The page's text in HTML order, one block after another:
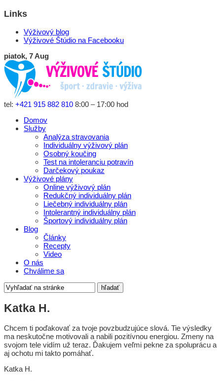
Links
Výživový blog
Výživové Štúdio na Facebooku
piatok, 7 Aug
tel: +421 915 882 810 8:00 – 17:00 hod
Domov
Služby
Analýza stravovania
Individuálny výživový plán
Osobný koučing
Test na intoleranciu potravín
Darčekový poukaz
Výživové plány
Online výživový plán
Redukčný individuálny plán
Liečebný individuálny plán
Intolerantný individuálny plán
Športový individuálny plán
Blog
Články
Recepty
Video
O nás
Chválime sa
Katka H.
Chcem ti poďakovať za tvoje povzbudzujúce slová. Tie výsledky
ma neskutočne motivovali a nabili pozitívnou energiou. Zmeny na
svojom tele vidím už teraz. Ďakujem veľmi pekne za spoluprácu a
aj ochotu mi takto pomáhať.
Katka H.